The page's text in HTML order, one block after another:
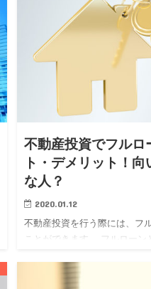
不動産投資でフルロ
ト・デメリット！
な人？
2020.01.12
不動産投資を行う際には、フ
ことができます。 フルローン
ものです。 不動産投資を始